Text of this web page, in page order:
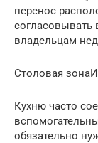
перенос
согласовывать
владельцам
Столовая
Кухню часто
обязательно